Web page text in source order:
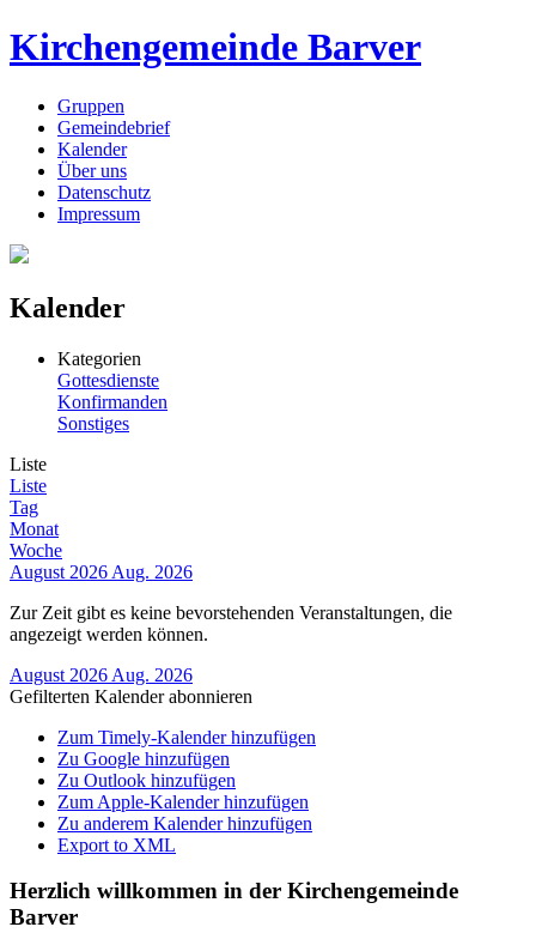
Kirchengemeinde Barver
Gruppen
Gemeindebrief
Kalender
Über uns
Datenschutz
Impressum
Kalender
Kategorien
Gottesdienste
Konfirmanden
Sonstiges
Liste
Liste
Tag
Monat
Woche
August 2026 Aug. 2026
Zur Zeit gibt es keine bevorstehenden Veranstaltungen, die
angezeigt werden können.
August 2026 Aug. 2026
Gefilterten Kalender abonnieren
Zum Timely-Kalender hinzufügen
Zu Google hinzufügen
Zu Outlook hinzufügen
Zum Apple-Kalender hinzufügen
Zu anderem Kalender hinzufügen
Export to XML
Herzlich willkommen in der Kirchengemeinde
Barver